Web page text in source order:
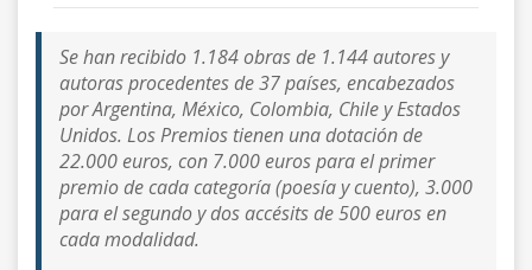
Se han recibido 1.184 obras de 1.144 autores y
autoras procedentes de 37 países, encabezados
por Argentina, México, Colombia, Chile y Estados
Unidos. Los Premios tienen una dotación de
22.000 euros, con 7.000 euros para el primer
premio de cada categoría (poesía y cuento), 3.000
para el segundo y dos accésits de 500 euros en
cada modalidad.